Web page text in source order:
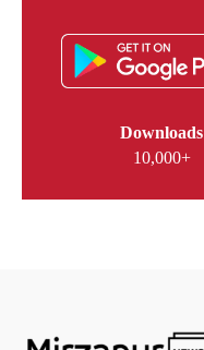
Downloads
10,000+